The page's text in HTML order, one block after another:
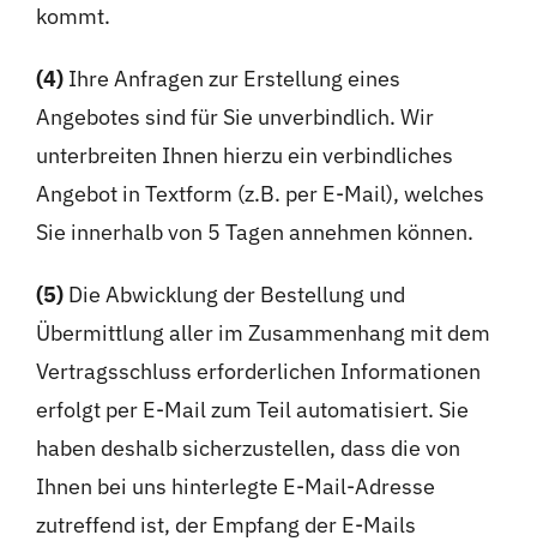
kommt.
(4)Ihre Anfragen zur Erstellung eines
Angebotes sind für Sie unverbindlich. Wir
unterbreiten Ihnen hierzu ein verbindliches
Angebot in Textform (z.B. per E-Mail), welches
Sie innerhalb von 5 Tagen annehmen können.
(5)Die Abwicklung der Bestellung und
Übermittlung aller im Zusammenhang mit dem
Vertragsschluss erforderlichen Informationen
erfolgt per E-Mail zum Teil automatisiert. Sie
haben deshalb sicherzustellen, dass die von
Ihnen bei uns hinterlegte E-Mail-Adresse
zutreffend ist, der Empfang der E-Mails